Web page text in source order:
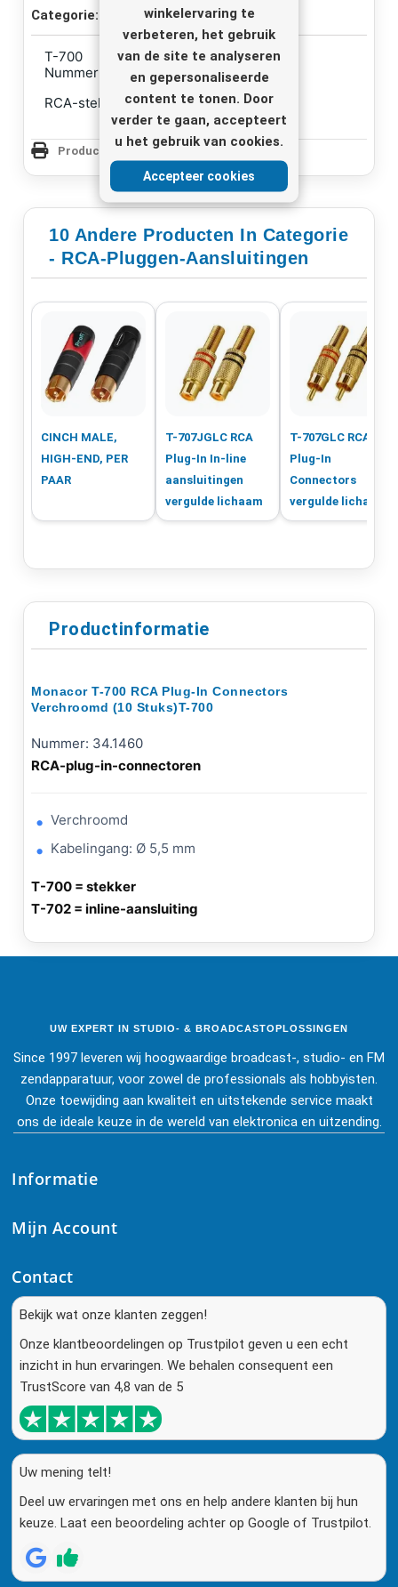
winkelervaring te
verbeteren, het gebruik
van de site te analyseren
en gepersonaliseerde
content te tonen. Door
verder te gaan, accepteert
u het gebruik van cookies.
Accepteer cookies
Categorie: RCA-pluggen-aansluitingen
T-700
Nummer: 34.1460
RCA-stekkerconnectoren
Productpagina Afdrukken
10 Andere Producten In Categorie
- RCA-Pluggen-Aansluitingen
CINCH MALE,
HIGH-END, PER
PAAR
T-707JGLC RCA
Plug-In In-line
aansluitingen
vergulde lichaam
T-707GLC RCA
Plug-In
Connectors
vergulde lichaam
Productinformatie
Monacor T-700 RCA Plug-In Connectors
Verchroomd (10 Stuks)T-700
Nummer: 34.1460
RCA-plug-in-connectoren
Verchroomd
Kabelingang: Ø 5,5 mm
T-700 = stekker
T-702 = inline-aansluiting
UW EXPERT IN STUDIO- & BROADCASTOPLOSSINGEN
Since 1997 leveren wij hoogwaardige broadcast-, studio- en FM
zendapparatuur, voor zowel de professionals als hobbyisten.
Onze toewijding aan kwaliteit en uitstekende service maakt
ons de ideale keuze in de wereld van elektronica en uitzending.
Informatie
Mijn Account
Contact
Bekijk wat onze klanten zeggen!
Onze klantbeoordelingen op Trustpilot geven u een echt
inzicht in hun ervaringen. We behalen consequent een
TrustScore van 4,8 van de 5
Uw mening telt!
Deel uw ervaringen met ons en help andere klanten bij hun
keuze. Laat een beoordeling achter op Google of Trustpilot.